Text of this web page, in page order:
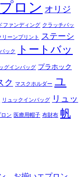
ロン オリジ
ファンディング クラッチバッ
リーンプリント
ステーシ
ック
トートバッ
グインバッグ プラホック
ク マスクホルダー ユ
リュックインバッグ
リュッ
ン 医療用帽子 布財布 帆